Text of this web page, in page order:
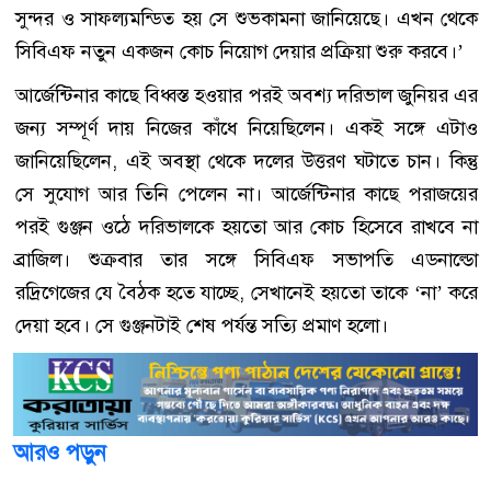
সুন্দর ও সাফল্যমন্ডিত হয় সে শুভকামনা জানিয়েছে। এখন থেকে
সিবিএফ নতুন একজন কোচ নিয়োগ দেয়ার প্রক্রিয়া শুরু করবে।’
আর্জেন্টিনার কাছে বিধ্বস্ত হওয়ার পরই অবশ্য দরিভাল জুনিয়র এর
জন্য সম্পূর্ণ দায় নিজের কাঁধে নিয়েছিলেন। একই সঙ্গে এটাও
জানিয়েছিলেন, এই অবস্থা থেকে দলের উত্তরণ ঘটাতে চান। কিন্তু
সে সুযোগ আর তিনি পেলেন না। আর্জেন্টিনার কাছে পরাজয়ের
পরই গুঞ্জন ওঠে দরিভালকে হয়তো আর কোচ হিসেবে রাখবে না
ব্রাজিল। শুক্রবার তার সঙ্গে সিবিএফ সভাপতি এডনাল্ডো
রদ্রিগেজের যে বৈঠক হতে যাচ্ছে, সেখানেই হয়তো তাকে ‘না’ করে
দেয়া হবে। সে গুঞ্জনটাই শেষ পর্যন্ত সত্যি প্রমাণ হলো।
আরও পড়ুন